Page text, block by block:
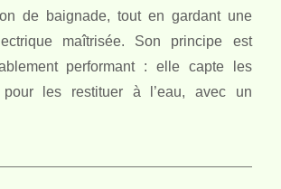
de baignade, tout en gardant une
maîtrisée. Son principe est
performant : elle capte les
les restituer à l’eau, avec un